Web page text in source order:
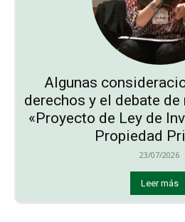
Algunas
derechos y el debate
«Proyecto de Ley de
Propiedad
23/07/2026
Leer más